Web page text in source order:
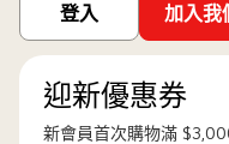
登入
加入我
迎新優惠券
新會員首次購物滿